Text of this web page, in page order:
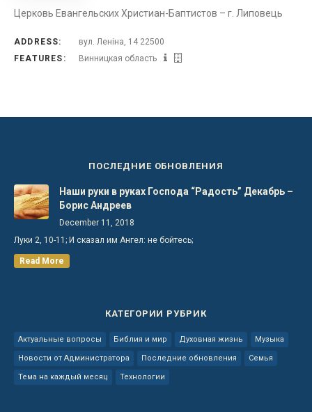
Церковь Евангельских Христиан-Баптистов – г. Липовець
ADDRESS:
вул. Леніна, 14 22500
FEATURES:
Винницкая область
ПОСЛЕДНИЕ ОБНОВЛЕНИЯ
Наши руки в руках Господа “Радость” Декабрь –
Борис Андреев
December 11, 2018
Луки 2, 10-11; И сказал им Ангел: не бойтесь;
Read More
КАТЕГОРИИ РУБРИК
Актуальные вопросы Библия и мир Духовная жизнь Музыка
Новости от Администратора Последние обновления Семья
Тема на каждый месяц Технологии